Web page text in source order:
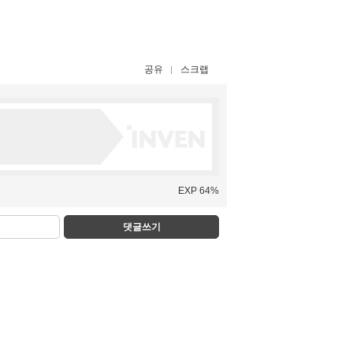
공유 스크랩
EXP 64%
댓글쓰기